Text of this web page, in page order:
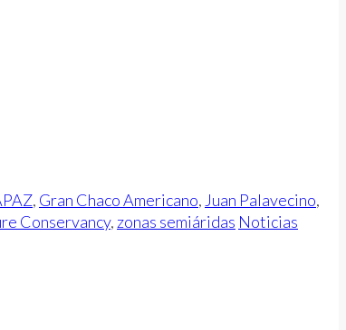
, Gran Chaco Americano, Juan Palavecino,
Conservancy, zonas semiáridas Noticias